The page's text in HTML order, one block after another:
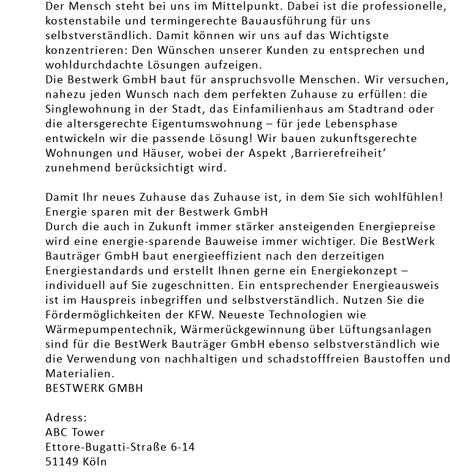
Der Mensch steht bei uns im Mittelpunkt. Dabei ist die professionelle,
kostenstabile und termingerechte Bauausführung für uns
selbstverständlich. Damit können wir uns auf das Wichtigste
konzentrieren: Den Wünschen unserer Kunden zu entsprechen und
wohldurchdachte Lösungen aufzeigen.
Die Bestwerk GmbH baut für anspruchsvolle Menschen. Wir versuchen,
nahezu jeden Wunsch nach dem perfekten Zuhause zu erfüllen: die
Singlewohnung in der Stadt, das Einfamilienhaus am Stadtrand oder
die altersgerechte Eigentumswohnung – für jede Lebensphase
entwickeln wir die passende Lösung! Wir bauen zukunftsgerechte
Wohnungen und Häuser, wobei der Aspekt ‚Barrierefreiheit‘
zunehmend berücksichtigt wird.
Damit Ihr neues Zuhause das Zuhause ist, in dem Sie sich wohlfühlen!
Energie sparen mit der Bestwerk GmbH
Durch die auch in Zukunft immer stärker ansteigenden Energiepreise
wird eine energie-sparende Bauweise immer wichtiger. Die BestWerk
Bauträger GmbH baut energieeffizient nach den derzeitigen
Energiestandards und erstellt Ihnen gerne ein Energiekonzept –
individuell auf Sie zugeschnitten. Ein entsprechender Energieausweis
ist im Hauspreis inbegriffen und selbstverständlich. Nutzen Sie die
Fördermöglichkeiten der KFW. Neueste Technologien wie
Wärmepumpentechnik, Wärmerückgewinnung über Lüftungsanlagen
sind für die BestWerk Bauträger GmbH ebenso selbstverständlich wie
die Verwendung von nachhaltigen und schadstofffreien Baustoffen und
Materialien.
BESTWERK GMBH
Adress:
ABC Tower
Ettore-Bugatti-Straße 6-14
51149 Köln